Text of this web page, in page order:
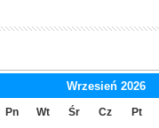
Wrzesień 2026
Pn Wt Śr Cz Pt